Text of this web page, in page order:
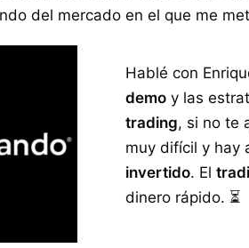
del mercado en el que me
Hablé con
demoy las
trading, si no te
muy difícil y hay
invertido. El
dinero rápido. ⏳